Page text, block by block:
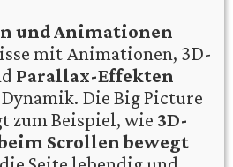
und Animationen
mit Animationen, 3D-
Parallax-Effekten
Die Big Picture
zum Beispiel, wie 3D-
Scrollen bewegt